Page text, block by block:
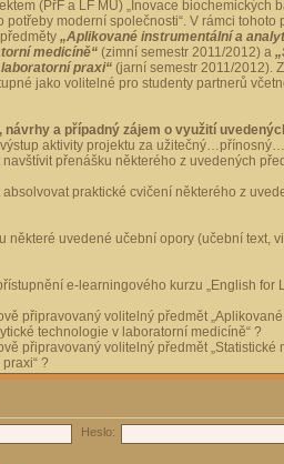
(PřF a LF MU) „Inovace biochemických
potřeby moderní společnosti“. V rámci tohoto
„Aplikované instrumentální a
medicíně“ (zimní semestr 2011/2012) a
praxi“ (jarní semestr 2011/2012).
jako volitelné pro studenty partnerů
návrhy a případný zájem o využití
aktivity projektu za
přenášku některého z uvedených
praktické cvičení některého z
některé uvedené učební opory (učební text,
e-learningového kurzu „English for
připravovaný volitelný předmět „Aplikované
technologie v laboratorní medicíně“ ?
připravovaný volitelný předmět „Statistické
?
Heslo: